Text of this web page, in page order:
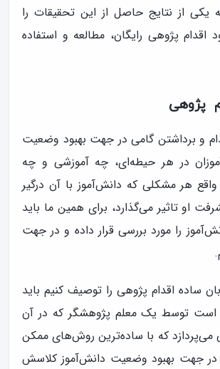
یکی از نتایج حاصل از این تحقیقات را
اقدام پژوهی رایگان، مطالعه و استفاده
پژوهی
و برداشتن گامی در جهت بهبود وضعیت
در هر حیطه‌ای، چه آموزشی و چه
هر مشکلی که دانش‌آموز با آن درگیر
او تاثیر می‌گذارد، برای همین ما باید
را مورد بررسی قرار داده و در جهت
ساده اقدام پژوهی را توصیف کنیم باید
است توسط یک معلم پژوهشگر که در آن
می‌پردازد که با ساده‌ترین روش‌های ممکن
در جهت بهبود وضعیت دانش‌آموز کلاسش